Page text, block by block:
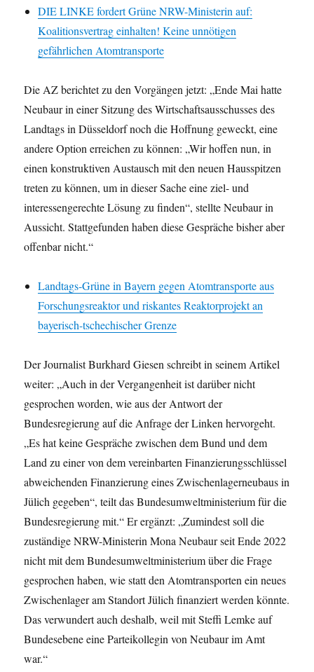
DIE LINKE fordert Grüne NRW-Ministerin auf:
Koalitionsvertrag einhalten! Keine unnötigen
gefährlichen Atomtransporte
Die AZ berichtet zu den Vorgängen jetzt: „Ende Mai hatte
Neubaur in einer Sitzung des Wirtschaftsausschusses des
Landtags in Düsseldorf noch die Hoffnung geweckt, eine
andere Option erreichen zu können: „Wir hoffen nun, in
einen konstruktiven Austausch mit den neuen Hausspitzen
treten zu können, um in dieser Sache eine ziel- und
interessengerechte Lösung zu finden“, stellte Neubaur in
Aussicht. Stattgefunden haben diese Gespräche bisher aber
offenbar nicht.“
Landtags-Grüne in Bayern gegen Atomtransporte aus
Forschungsreaktor und riskantes Reaktorprojekt an
bayerisch-tschechischer Grenze
Der Journalist Burkhard Giesen schreibt in seinem Artikel
weiter: „Auch in der Vergangenheit ist darüber nicht
gesprochen worden, wie aus der Antwort der
Bundesregierung auf die Anfrage der Linken hervorgeht.
„Es hat keine Gespräche zwischen dem Bund und dem
Land zu einer von dem vereinbarten Finanzierungsschlüssel
abweichenden Finanzierung eines Zwischenlagerneubaus in
Jülich gegeben“, teilt das Bundesumweltministerium für die
Bundesregierung mit.“ Er ergänzt: „Zumindest soll die
zuständige NRW-Ministerin Mona Neubaur seit Ende 2022
nicht mit dem Bundesumweltministerium über die Frage
gesprochen haben, wie statt den Atomtransporten ein neues
Zwischenlager am Standort Jülich finanziert werden könnte.
Das verwundert auch deshalb, weil mit Steffi Lemke auf
Bundesebene eine Parteikollegin von Neubaur im Amt
war.“